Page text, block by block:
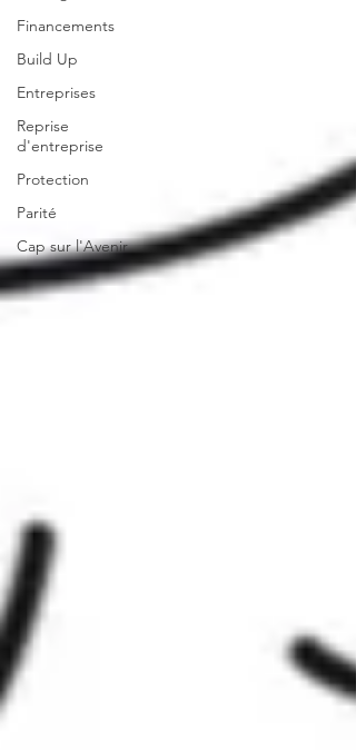
Financements
Build Up
Entreprises
Reprise
d'entreprise
Protection
Parité
Cap sur l'Avenir